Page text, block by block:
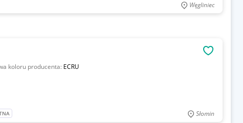
Węgliniec
koloru producenta: ECRU
Słomin